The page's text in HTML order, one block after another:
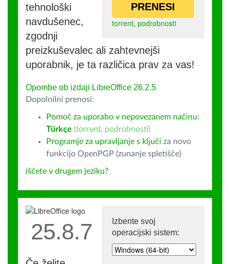
PRENESI
torrent, podrobnosti
tehnološki
navdušenec,
zgodnji
preizkuševalec ali zahtevnejši
uporabnik, je ta različica prav za vas!
Opombe ob izdaji LibreOffice 26.2.5
Dopolnilni prenosi:
Pomoč za uporabo v nepovezanem načinu:
Türkçe (torrent, podrobnosti)
Programje za upravljanje s ključi za novo
funkcijo OpenPGP (zunanje spletišče)
iščete v drugem jeziku?
Izberite svoj
operacijski sistem:
25.8.7